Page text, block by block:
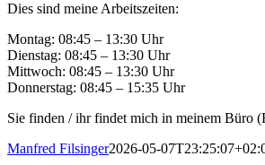
Dies sind meine Arbeitszeiten:
Montag: 08:45 – 13:30 Uhr
Dienstag: 08:45 – 13:30 Uhr
Mittwoch: 08:45 – 13:30 Uhr
Donnerstag: 08:45 – 15:35 Uhr
Sie finden / ihr findet mich in meinem Büro
Manfred Filsinger2026-05-